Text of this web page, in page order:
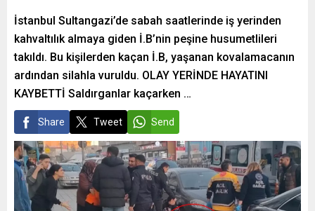
İstanbul Sultangazi’de sabah saatlerinde iş yerinden
kahvaltılık almaya giden İ.B’nin peşine husumetlileri
takıldı. Bu kişilerden kaçan İ.B, yaşanan kovalamacanın
ardından silahla vuruldu. OLAY YERİNDE HAYATINI
KAYBETTİ Saldırganlar kaçarken …
Share Tweet Send